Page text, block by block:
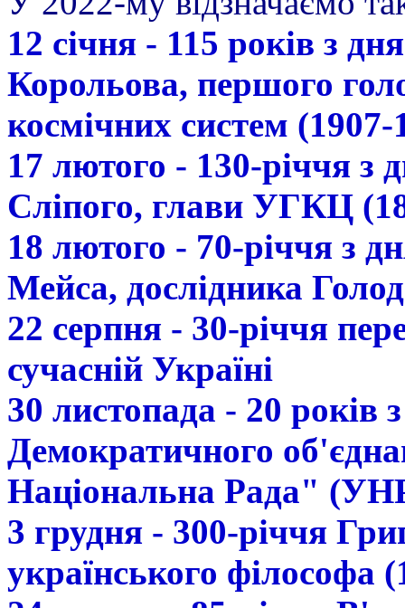
12 січня - 115 років з
Корольова, першого
космічних систем (1907-
17 лютого - 130-річчя з
Сліпого, глави УГКЦ
18 лютого - 70-річчя з
Мейса, дослідника
22 серпня - 30-річчя
сучасній Україні
30 листопада - 20 років
Демократичного
Національна Рада"
3 грудня - 300-річчя
українського філософа